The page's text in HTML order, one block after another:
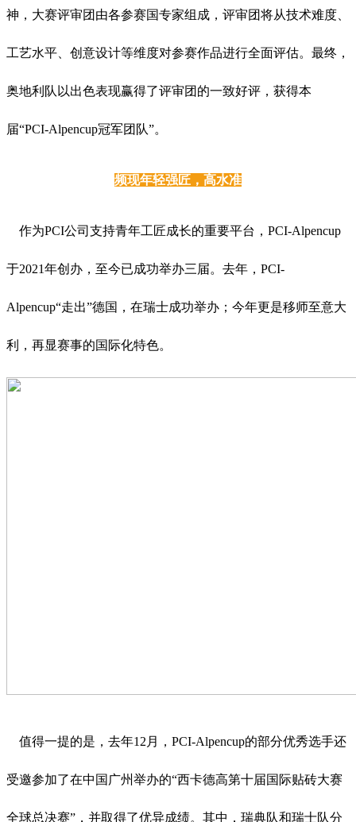
神，大赛评审团由各参赛国专家组成，评审团将从技术难度、
工艺水平、创意设计等维度对参赛作品进行全面评估。最终，
奥地利队以出色表现赢得了评审团的一致好评，获得本
届“PCI-Alpencup冠军团队”。
频现年轻强匠，高水准
作为PCI公司支持青年工匠成长的重要平台，PCI-Alpencup
于2021年创办，至今已成功举办三届。去年，PCI-
Alpencup“走出”德国，在瑞士成功举办；今年更是移师至意大
利，再显赛事的国际化特色。
值得一提的是，去年12月，PCI-Alpencup的部分优秀选手还
受邀参加了在中国广州举办的“西卡德高第十届国际贴砖大赛
全球总决赛”，并取得了优异成绩。其中，瑞典队和瑞士队分